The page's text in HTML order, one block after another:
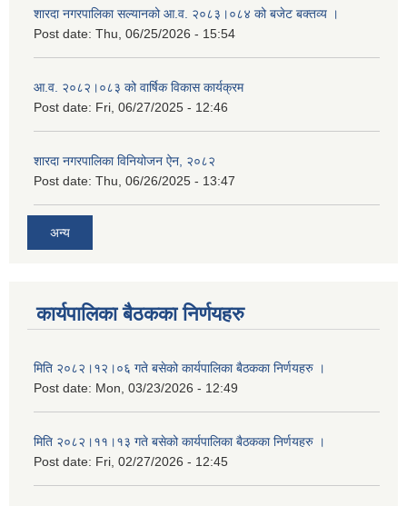
शारदा नगरपालिका सल्यानको आ.व. २०८३।०८४ को बजेट बक्तव्य ।
Post date: Thu, 06/25/2026 - 15:54
आ.व. २०८२।०८३ को वार्षिक विकास कार्यक्रम
Post date: Fri, 06/27/2025 - 12:46
शारदा नगरपालिका विनियोजन ऐन, २०८२
Post date: Thu, 06/26/2025 - 13:47
अन्य
कार्यपालिका बैठकका निर्णयहरु
मिति २०८२।१२।०६ गते बसेको कार्यपालिका बैठकका निर्णयहरु ।
Post date: Mon, 03/23/2026 - 12:49
मिति २०८२।११।१३ गते बसेको कार्यपालिका बैठकका निर्णयहरु ।
Post date: Fri, 02/27/2026 - 12:45